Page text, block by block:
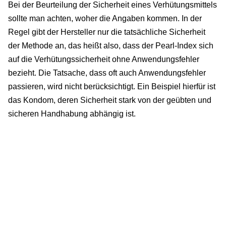
Bei der Beurteilung der Sicherheit eines Verhütungsmittels
sollte man achten, woher die Angaben kommen. In der
Regel gibt der Hersteller nur die tatsächliche Sicherheit
der Methode an, das heißt also, dass der Pearl-Index sich
auf die Verhütungssicherheit ohne Anwendungsfehler
bezieht. Die Tatsache, dass oft auch Anwendungsfehler
passieren, wird nicht berücksichtigt. Ein Beispiel hierfür ist
das Kondom, deren Sicherheit stark von der geübten und
sicheren Handhabung abhängig ist.